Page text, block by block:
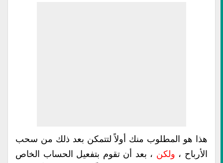
هذا هو المطلوب منك أولاً لتتمكن بعد ذلك من سحب
الأرباح ، ولكن ، بعد أن تقوم بتفعيل الحساب الخاص